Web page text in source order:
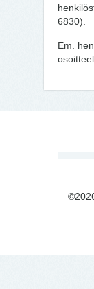
6830).
Em.